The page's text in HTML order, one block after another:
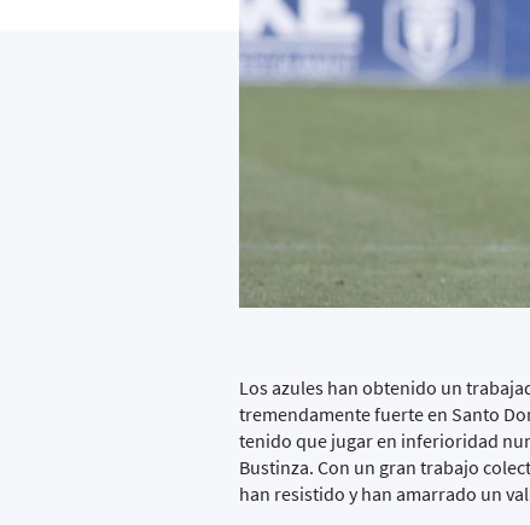
Los azules han obtenido un
tremendamente fuerte en Santo
tenido que jugar en inferioridad
Bustinza. Con un gran trabajo
han resistido y han amarrado un